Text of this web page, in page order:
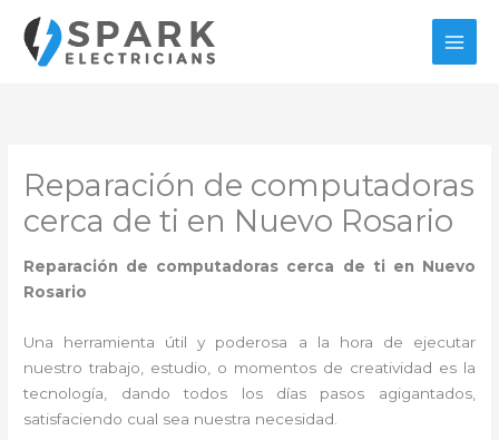
contenido
Reparación de computadoras
cerca de ti en Nuevo Rosario
Reparación de computadoras cerca de ti en Nuevo
Rosario
Una herramienta útil y poderosa a la hora de ejecutar
nuestro trabajo, estudio, o momentos de creatividad es la
tecnología, dando todos los días pasos agigantados,
satisfaciendo cual sea nuestra necesidad.